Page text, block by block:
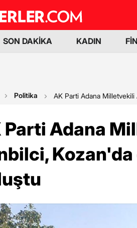
SON DAKİKA KADIN
Politika AK Parti Adana
Parti Adana